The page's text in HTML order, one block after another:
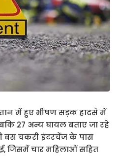
में हुए भीषण सड़क हादसे में
27 अन्य घायल बताए जा रहे
बस चकरी इंटरचेंज के पास
जिसमें चार महिलाओं सहित